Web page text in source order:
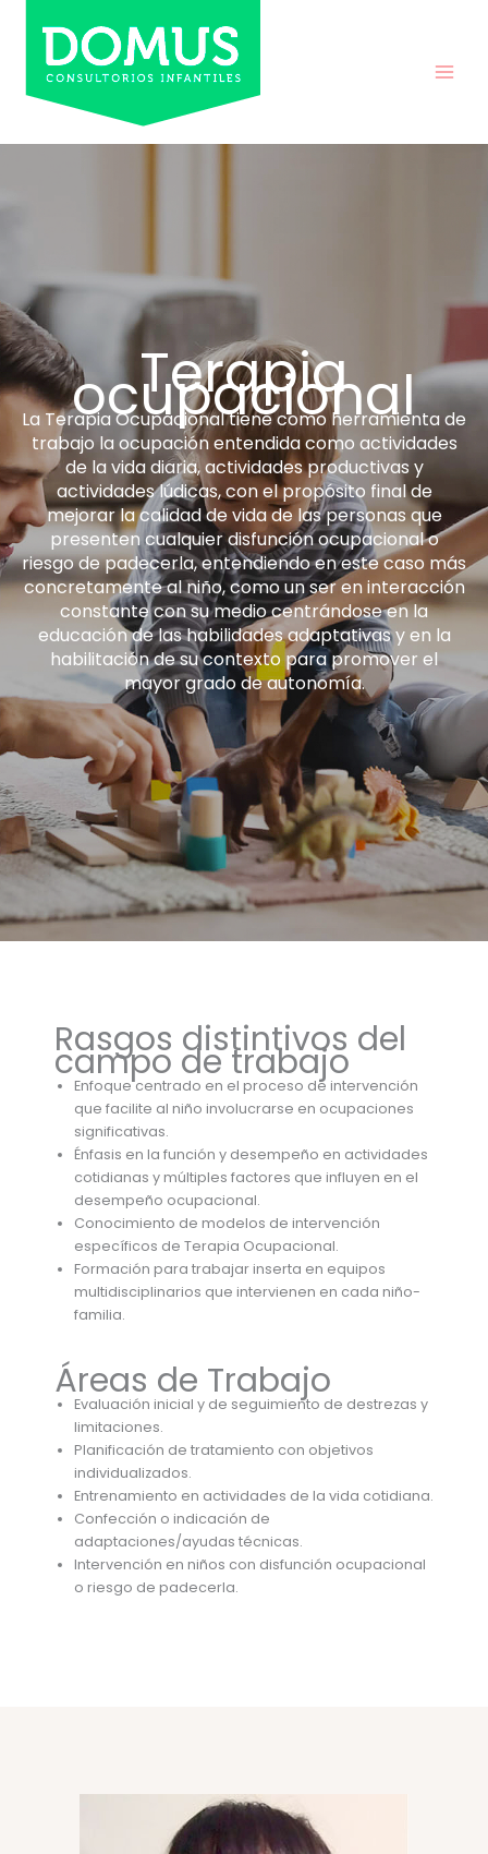
contenido
Terapia
ocupacional
La Terapia Ocupacional tiene como herramienta de
trabajo la ocupación entendida como actividades
de la vida diaria, actividades productivas y
actividades lúdicas, con el propósito final de
mejorar la calidad de vida de las personas que
presenten cualquier disfunción ocupacional o
riesgo de padecerla, entendiendo en este caso más
concretamente al niño, como un ser en interacción
constante con su medio centrándose en la
educación de las habilidades adaptativas y en la
habilitación de su contexto para promover el
mayor grado de autonomía.
Rasgos distintivos del
campo de trabajo
Enfoque centrado en el proceso de intervención
que facilite al niño involucrarse en ocupaciones
significativas.
Énfasis en la función y desempeño en actividades
cotidianas y múltiples factores que influyen en el
desempeño ocupacional.
Conocimiento de modelos de intervención
específicos de Terapia Ocupacional.
Formación para trabajar inserta en equipos
multidisciplinarios que intervienen en cada niño-
familia.
Áreas de Trabajo
Evaluación inicial y de seguimiento de destrezas y
limitaciones.
Planificación de tratamiento con objetivos
individualizados.
Entrenamiento en actividades de la vida cotidiana.
Confección o indicación de
adaptaciones/ayudas técnicas.
Intervención en niños con disfunción ocupacional
o riesgo de padecerla.